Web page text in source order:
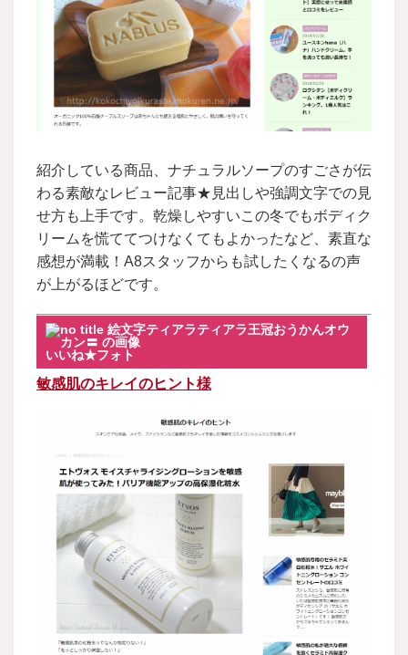
紹介している商品、ナチュラルソープのすごさが伝
わる素敵なレビュー記事★見出しや強調文字での見
せ方も上手です。乾燥しやすいこの冬でもボディク
リームを慌ててつけなくてもよかったなど、素直な
感想が満載！A8スタッフからも試したくなるの声
が上がるほどです。
いいね★フォト
敏感肌のキレイのヒント様